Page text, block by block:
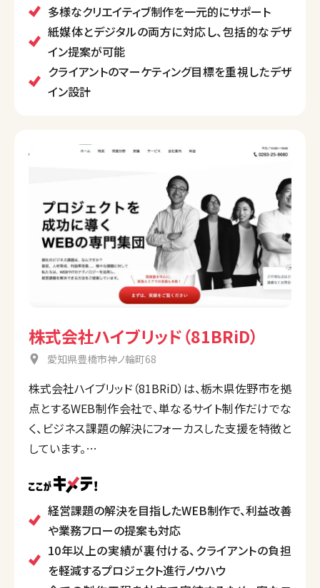
に力を入れており、様々な業界での豊富な実績と柔軟
な対応力が特徴です。
また、全体的なブランディング戦略をサポートするため
の包括的なサービスも展開しています。
多様なクリエイティブ制作を一元的にサポート
紙媒体とデジタルの両方に対応し、包括的なデザ
イン提案が可能
クライアントのマーケティング目標を重視したデザ
イン設計
株式会社ハイブリッド（81BRiD）
愛知県豊橋市神ノ輪町68
株式会社ハイブリッド（81BRiD）は、栃木県佐野市を拠
点とするWEB制作会社で、単なるサイト制作だけでな
く、ビジネス課題の解決にフォーカスした支援を特徴と
しています。
で一貫して行う体制を整え、クライアントの負担を減ら
すスムーズなプロジェクト進行を提供。さらに、経営コ
ンサルティング、新規事業の立ち上げ支援、プロモー
ション活動のサポートも行い、デザインやITソリュー
ションで企業の成長を支援しています。
経営課題の解決を目指したWEB制作で、利益改善
や業務フローの提案も対応
10年以上の実績が裏付ける、クライアントの負担
を軽減するプロジェクト進行ノウハウ